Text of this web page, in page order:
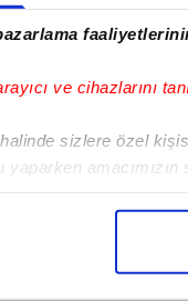
ve cihazlarını
sizlere özel
yaparken
bu çerezlere izin
mavili